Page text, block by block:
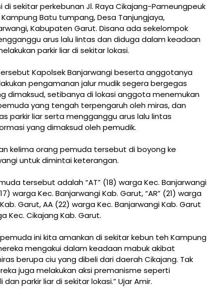
di sekitar perkebunan Jl. Raya Cikajang-Pameungpeuk
Batu tumpang, Desa Tanjungjaya,
Kabupaten Garut. Disana ada sekelompok
arus lalu lintas dan diduga dalam keadaan
parkir liar di sekitar lokasi.
Kapolsek Banjarwangi beserta anggotanya
pengamanan jalur mudik segera bergegas
dimaksud, setibanya di lokasi anggota menemukan
yang tengah terpengaruh oleh miras, dan
parkir liar serta mengganggu arus lalu lintas
yang dimaksud oleh pemudik.
kelima orang pemuda tersebut di boyong ke
untuk dimintai keterangan.
tersebut adalah “AT” (18) warga Kec. Banjarwangi
warga Kec. Banjarwangi Kab. Garut, “AR” (21) warga
Garut, AA (22) warga Kec. Banjarwangi Kab. Garut
Kec. Cikajang Kab. Garut.
ini kita amankan di sekitar kebun teh Kampung
mengakui dalam keadaan mabuk akibat
berupa ciu yang dibeli dari daerah Cikajang. Tak
juga melakukan aksi premanisme seperti
parkir liar di sekitar lokasi.” Ujar Amir.